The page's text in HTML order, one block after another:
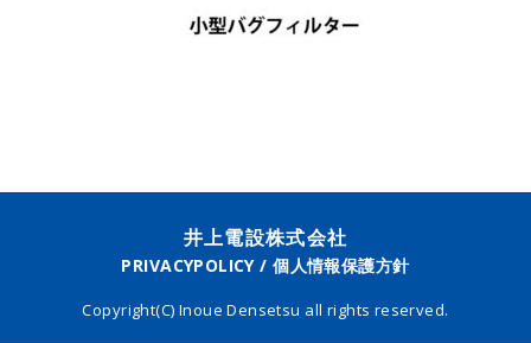
井上電設株式会社
PRIVACYPOLICY / 個人情報保護方針
Copyright(C) Inoue Densetsu all rights reserved.